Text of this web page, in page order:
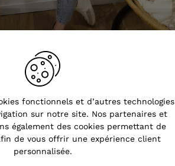
fonctionnels et d’autres technologies
sur notre site. Nos partenaires et
également des cookies permettant de
de vous offrir une expérience client
personnalisée.